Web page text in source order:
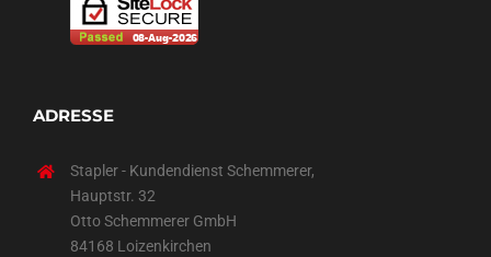
ADRESSE
Stapler - Kundendienst Schemmerer,
Hauptstr. 32
Otto Schemmerer GmbH
84168 Loizenkirchen